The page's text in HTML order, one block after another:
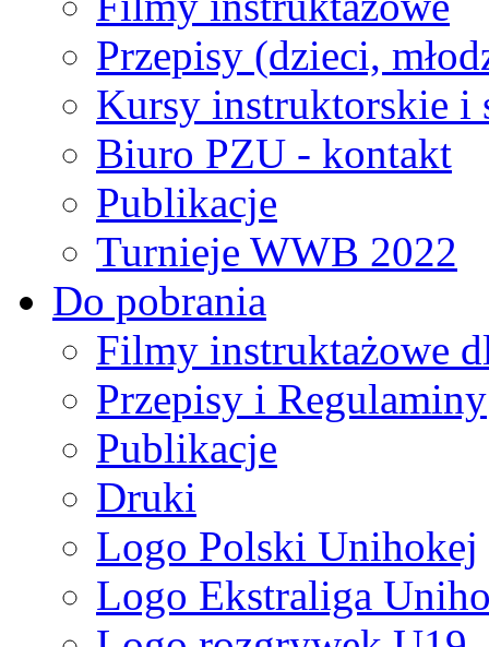
Przepisy (dzieci,
Kursy instruktorskie i
Biuro PZU - kontakt
Publikacje
Turnieje WWB 2022
Do pobrania
Filmy instruktażowe
Przepisy i Regulaminy
Publikacje
Druki
Logo Polski Unihokej
Logo Ekstraliga